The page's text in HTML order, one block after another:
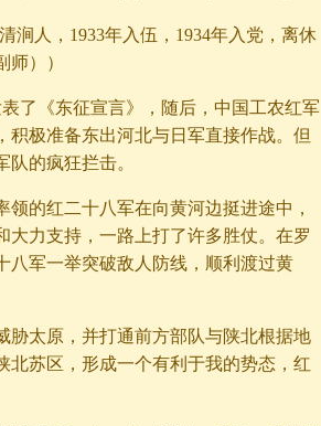
涧人，1933年入伍，1934年入党，离休
））
了《东征宣言》，随后，中国工农红军
积极准备东出河北与日军直接作战。但
的疯狂拦击。
领的红二十八军在向黄河边挺进途中，
大力支持，一路上打了许多胜仗。在罗
八军一举突破敌人防线，顺利渡过黄
胁太原，并打通前方部队与陕北根据地
北苏区，形成一个有利于我的势态，红